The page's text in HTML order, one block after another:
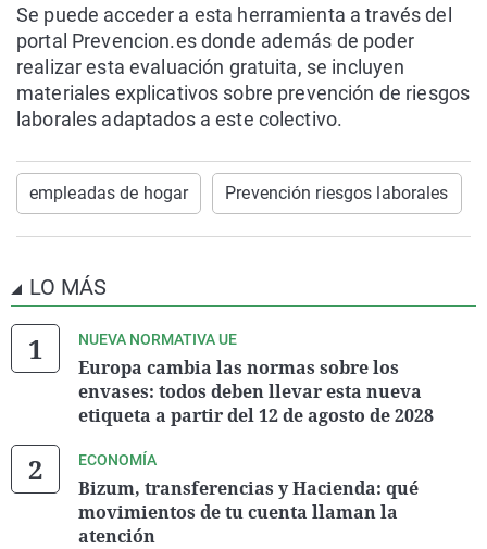
Se puede acceder a esta herramienta a través del
portal Prevencion.es donde además de poder
realizar esta evaluación gratuita, se incluyen
materiales explicativos sobre prevención de riesgos
laborales adaptados a este colectivo.
empleadas de hogar Prevención riesgos laborales
LO MÁS
NUEVA NORMATIVA UE
Europa cambia las normas sobre los
envases: todos deben llevar esta nueva
etiqueta a partir del 12 de agosto de 2028
ECONOMÍA
Bizum, transferencias y Hacienda: qué
movimientos de tu cuenta llaman la
atención